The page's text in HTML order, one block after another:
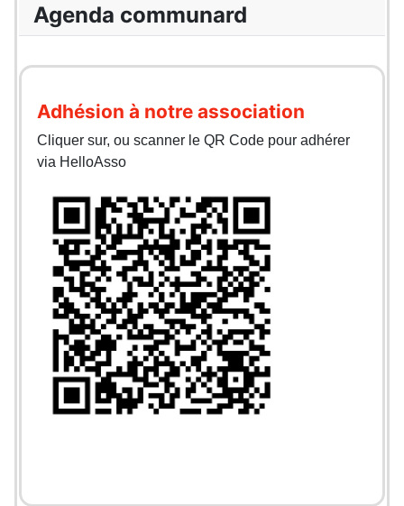
Agenda communard
Adhésion à notre association
Cliquer sur, ou scanner le QR Code pour adhérer
via HelloAsso